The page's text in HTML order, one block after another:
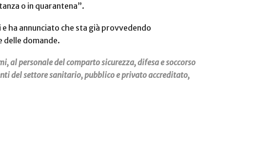
o in quarantena”.
ha annunciato che sta già provvedendo
delle domande.
al personale del comparto sicurezza, difesa e soccorso
del settore sanitario, pubblico e privato accreditato,